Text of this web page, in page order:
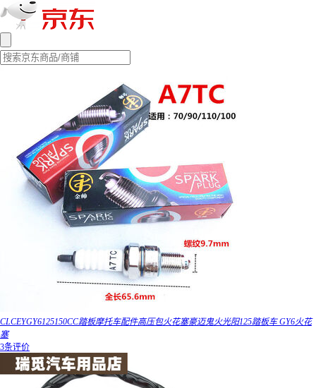
CLCEYGY6125150CC踏板摩托车配件高压包火花塞豪迈鬼火光阳125踏板车 GY6火花
塞
3条评价